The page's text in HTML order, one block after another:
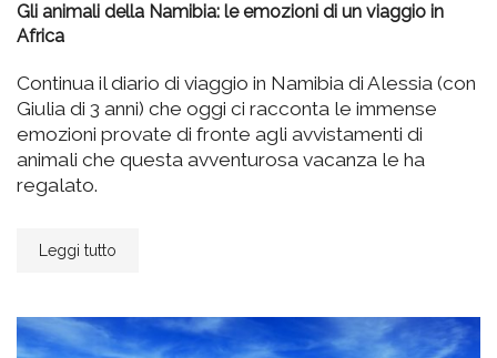
Gli animali della Namibia: le emozioni di un viaggio in
Africa
Continua il diario di viaggio in Namibia di Alessia (con
Giulia di 3 anni) che oggi ci racconta le immense
emozioni provate di fronte agli avvistamenti di
animali che questa avventurosa vacanza le ha
regalato.
Leggi tutto